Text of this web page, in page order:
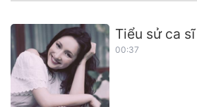
Tiểu sử ca
00:37